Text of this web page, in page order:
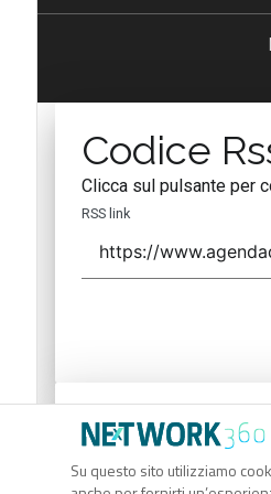
Su questo sito utilizziamo
Codice
Clicca sul pulsante per
RSS link
Codice Rss
Clicca sul pulsante per